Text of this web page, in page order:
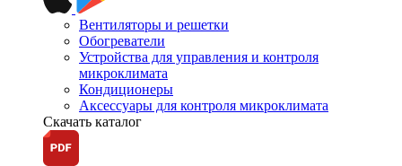
Вентиляторы и решетки
Обогреватели
Устройства для управления и контроля
микроклимата
Кондиционеры
Аксессуары для контроля микроклимата
Скачать каталог